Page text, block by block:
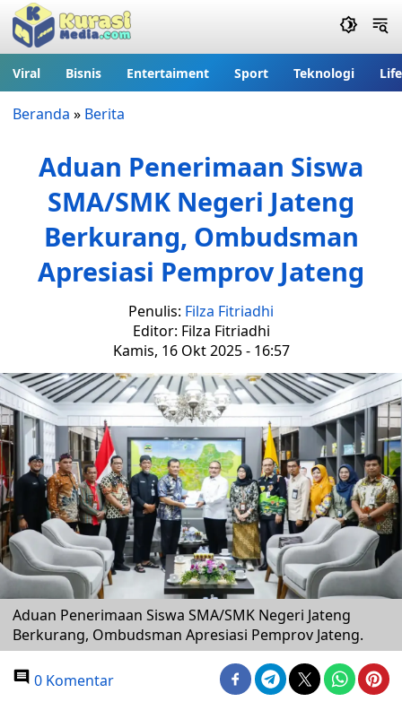
Viral Bisnis Entertaiment Sport Teknologi
Beranda » Berita
Aduan Penerimaan Siswa
SMA/SMK Negeri Jateng
Berkurang, Ombudsman
Apresiasi Pemprov Jateng
Penulis: Filza Fitriadhi
Editor: Filza Fitriadhi
Kamis, 16 Okt 2025 - 16:57
Aduan Penerimaan Siswa SMA/SMK Negeri Jateng
Berkurang, Ombudsman Apresiasi Pemprov Jateng.
0 Komentar